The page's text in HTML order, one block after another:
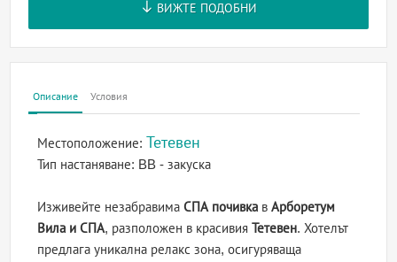
ВИЖТЕ ПОДОБНИ
Описание Условия
Местоположение: Тетевен
Тип настаняване: BB - закуска
Изживейте незабравимаСПА почивка вАрборетум
Вила и СПА, разположен в красивияТетевен. Хотелът
предлага уникална релакс зона, осигуряваща